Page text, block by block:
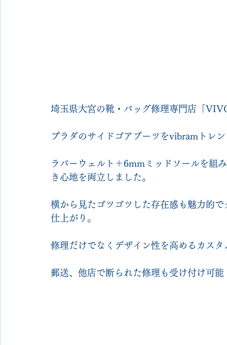
埼玉県大宮の靴・バッグ修理専門店「
プラダのサイドゴアブーツをvibramトレ
ラバーウェルト＋6mmミッドソールを組
き心地を両立しました。
横から見たゴツゴツした存在感も魅力的
仕上がり。
修理だけでなくデザイン性を高めるカス
郵送、他店で断られた修理も受け付け可能